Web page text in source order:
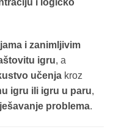
i zanimljivim
igru, a
učenja kroz
igru ili igru u paru,
problema.